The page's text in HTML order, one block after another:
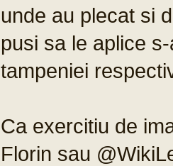
unde au plecat si
pusi sa le aplice
tampeniei
Ca exercitiu de
Florin sau